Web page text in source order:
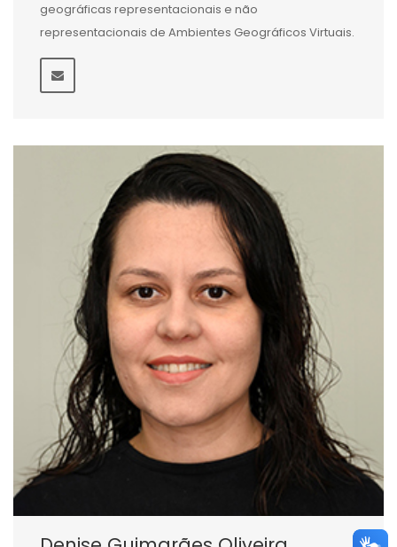
geográficas representacionais e não
representacionais de Ambientes Geográficos Virtuais.